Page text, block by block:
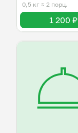
0,5 кг ≈ 2 порц.
1 200 ₽